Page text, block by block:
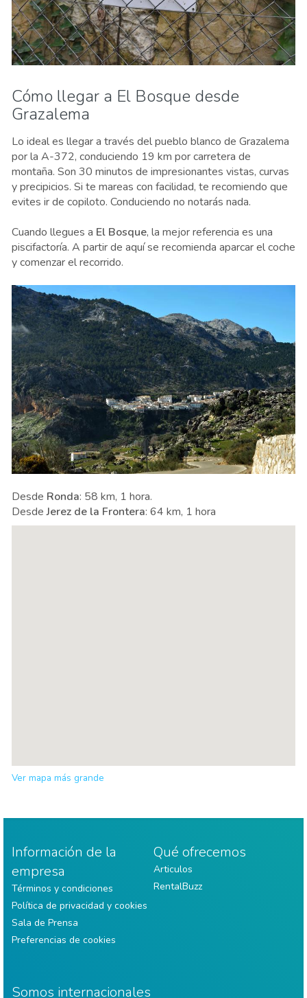
Cómo llegar a El Bosque desde
Grazalema
Lo ideal es llegar a través del pueblo blanco de Grazalema
por la A-372, conduciendo 19 km por carretera de
montaña. Son 30 minutos de impresionantes vistas, curvas
y precipicios. Si te mareas con facilidad, te recomiendo que
evites ir de copiloto. Conduciendo no notarás nada.
Cuando llegues a El Bosque, la mejor referencia es una
piscifactoría. A partir de aquí se recomienda aparcar el coche
y comenzar el recorrido.
Desde Ronda: 58 km, 1 hora.
DesdeJerez de la Frontera: 64 km, 1 hora
Ver mapa más grande
Información de la
empresa
Términos y condiciones
Política de privacidad y cookies
Sala de Prensa
Preferencias de cookies
Qué ofrecemos
Articulos
RentalBuzz
Somos internacionales